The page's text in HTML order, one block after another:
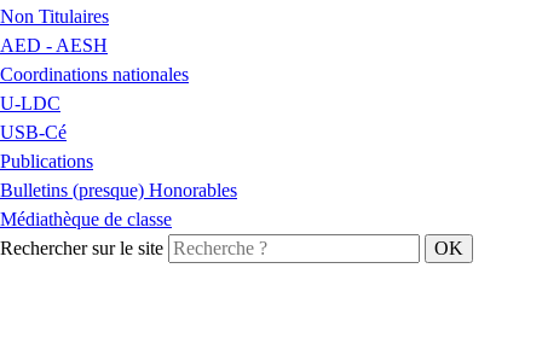
Non Titulaires
AED - AESH
Coordinations nationales
U-LDC
USB-Cé
Publications
Bulletins (presque) Honorables
Médiathèque de classe
Rechercher sur le site